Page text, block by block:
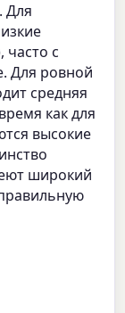
Для
с
Для ровной
средняя
как для
высокие
широкий